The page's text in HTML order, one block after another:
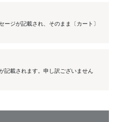
ジが記載され、そのまま〔カート〕
記載されます。申し訳ございません